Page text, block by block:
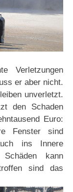
Verletzungen
er aber nicht.
unverletzt.
den Schaden
Euro:
Fenster sind
ins Innere
kann
sind das